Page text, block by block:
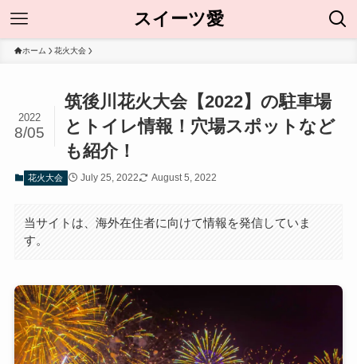
スイーツ愛
ホーム 花火大会
筑後川花火大会【2022】の駐車場
とトイレ情報！穴場スポットなど
も紹介！
2022
8/05
花火大会 July 25, 2022 August 5, 2022
当サイトは、海外在住者に向けて情報を発信していま
す。